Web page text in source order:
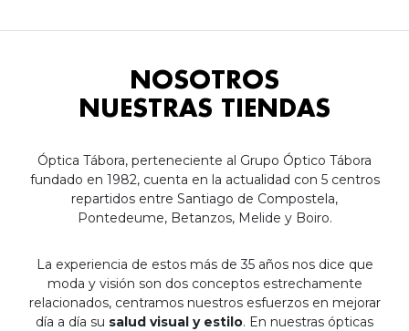
NOSOTROS
NUESTRAS TIENDAS
Óptica Tábora, perteneciente al Grupo Óptico Tábora
fundado en 1982, cuenta en la actualidad con 5 centros
repartidos entre Santiago de Compostela,
Pontedeume, Betanzos, Melide y Boiro.
La experiencia de estos más de 35 años nos dice que
moda y visión son dos conceptos estrechamente
relacionados, centramos nuestros esfuerzos en mejorar
día a día su salud visual y estilo. En nuestras ópticas